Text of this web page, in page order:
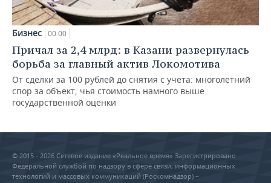
Бизнес 00:00
Причал за 2,4 млрд: в Казани развернулась
борьба за главный актив Локомотива
От сделки за 100 рублей до снятия с учета: многолетний
спор за объект, чья стоимость намного выше
государственной оценки
© 2015 - 2026 Сетевое издание «Реальное время» Зарегистрировано
Федеральной службой по надзору в сфере связи, информационных
технологий и массовых коммуникаций (Роскомнадзор) –